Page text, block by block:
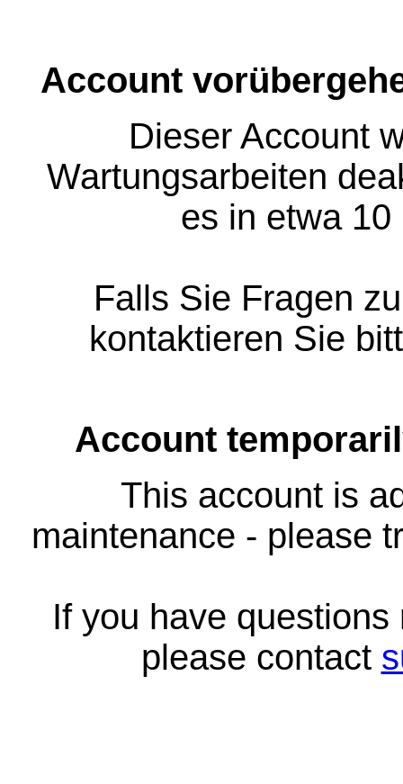
Account
Dieser Account
Wartungsarbeiten
es in etwa
Falls Sie Fragen
kontaktieren Sie
Account
This account is
maintenance - please
If you have
please contact